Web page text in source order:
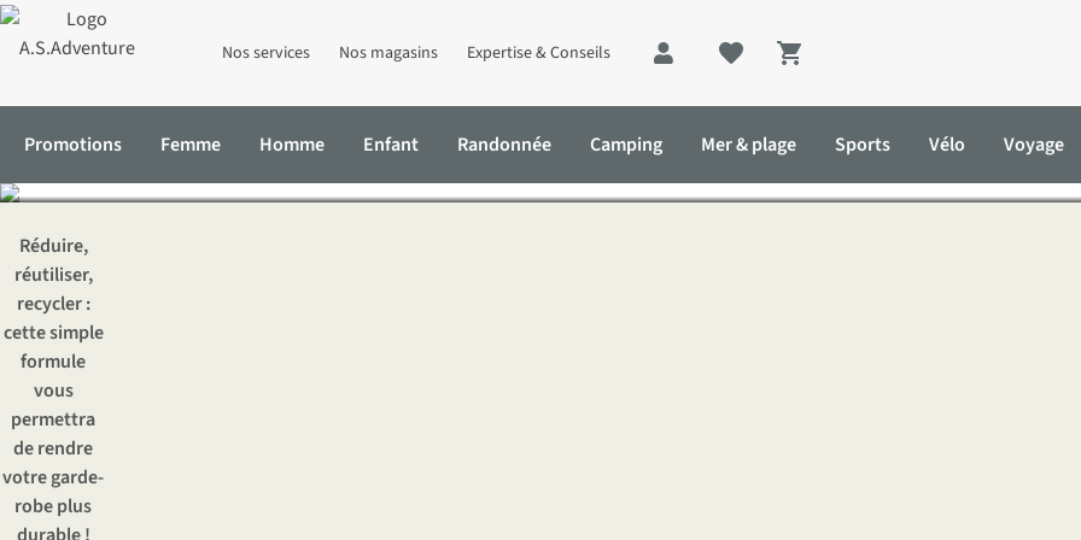
Nos services Nos magasins Expertise & Conseils
Shopping cart
Promotions Femme Homme Enfant Randonnée Camping Mer & plage Sports Vélo Voyage
Accueil Expertise & Conseils Vêtements durables : prolongez leur durée de vie
Vêtements durables : prolongez leur
Réduire,
réutiliser,
recycler :
cette simple
formule
vous
permettra
de rendre
votre garde-
robe plus